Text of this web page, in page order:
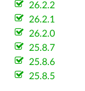
26.2.2
26.2.1
26.2.0
25.8.7
25.8.6
25.8.5